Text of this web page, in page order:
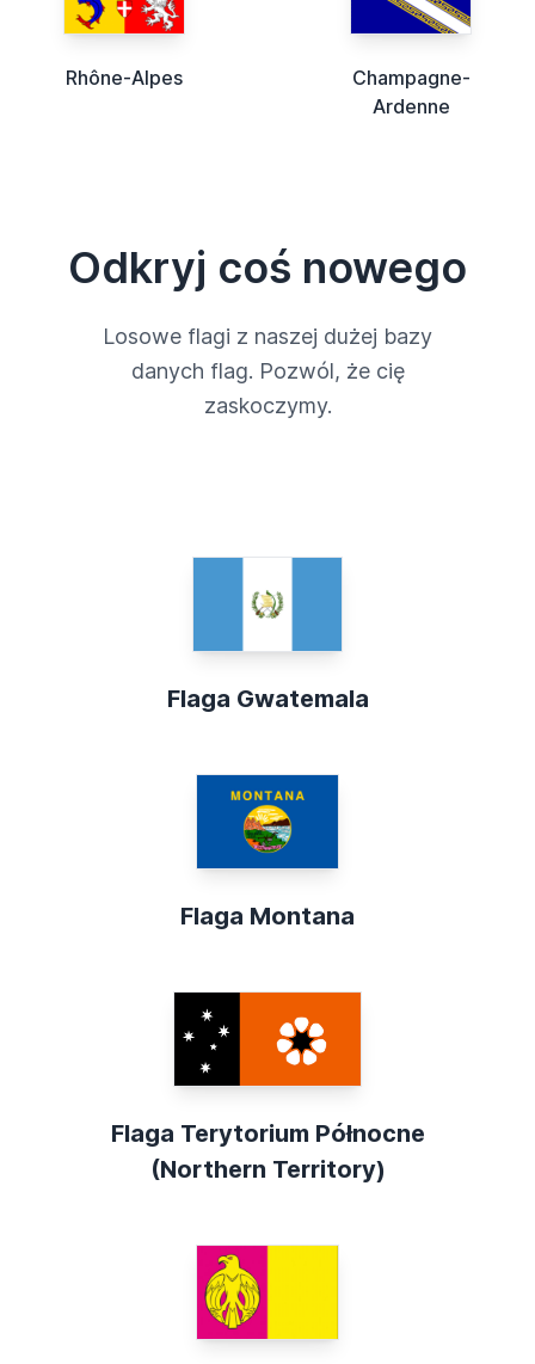
Rhône-Alpes
Champagne-
Ardenne
Odkryj coś nowego
Losowe flagi z naszej dużej bazy
danych flag. Pozwól, że cię
zaskoczymy.
Flaga Gwatemala
Flaga Montana
Flaga Terytorium Północne
(Northern Territory)